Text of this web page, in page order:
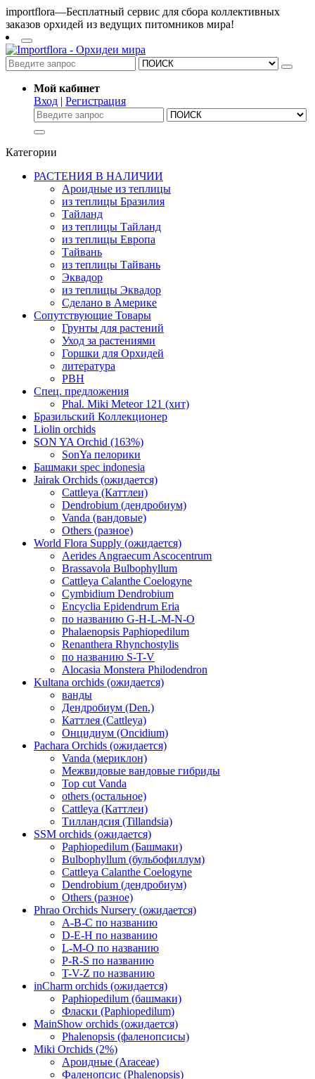
importflora—Бесплатный сервис для сбора коллективных
заказов орхидей из ведущих питомников мира!
Мой кабинет
Вход | Регистрация
Категории
РАСТЕНИЯ В НАЛИЧИИ
Ароидные из теплицы
из теплицы Бразилия
Тайланд
из теплицы Тайланд
из теплицы Европа
Тайвань
из теплицы Тайвань
Эквадор
из теплицы Эквадор
Сделано в Америке
Сопутствующие Товары
Грунты для растений
Уход за растениями
Горшки для Орхидей
литература
РВН
Спец. предложения
Phal. Miki Meteor 121 (хит)
Бразильский Коллекционер
Liolin orchids
SON YA Orchid (163%)
SonYa пелорики
Башмаки spec indonesia
Jairak Orchids (ожидается)
Cattleya (Каттлеи)
Dendrobium (дендробиум)
Vanda (вандовые)
Others (разное)
World Flora Supply (ожидается)
Aerides Angraecum Ascocentrum
Brassavola Bulbophyllum
Cattleya Calanthe Coelogyne
Cymbidium Dendrobium
Encyclia Epidendrum Eria
по названию G-H-L-M-N-O
Phalaenopsis Paphiopedilum
Renanthera Rhynchostylis
по названию S-T-V
Alocasia Monstera Philodendron
Kultana orchids (ожидается)
ванды
Дендробиум (Den.)
Каттлея (Cattleya)
Онцидиум (Oncidium)
Pachara Orchids (ожидается)
Vanda (мериклон)
Межвидовые вандовые гибриды
Top cut Vanda
others (остальное)
Cattleya (Каттлеи)
Тилландсия (Tillandsia)
SSM orchids (ожидается)
Paphiopedilum (Башмаки)
Bulbophyllum (бульбофиллум)
Cattleya Calanthe Coelogyne
Dendrobium (дендробиум)
Others (разное)
Phrao Orchids Nursery (ожидается)
A-B-C по названию
D-E-H по названию
L-M-O по названию
P-R-S по названию
T-V-Z по названию
inCharm orchids (ожидается)
Paphiopedilum (башмаки)
Фласки (Paphiopedilum)
MainShow orchids (ожидается)
Phalenopsis (фаленопсисы)
Miki Orchids (2%)
Ароидные (Araceae)
Фаленопсис (Phalenopsis)